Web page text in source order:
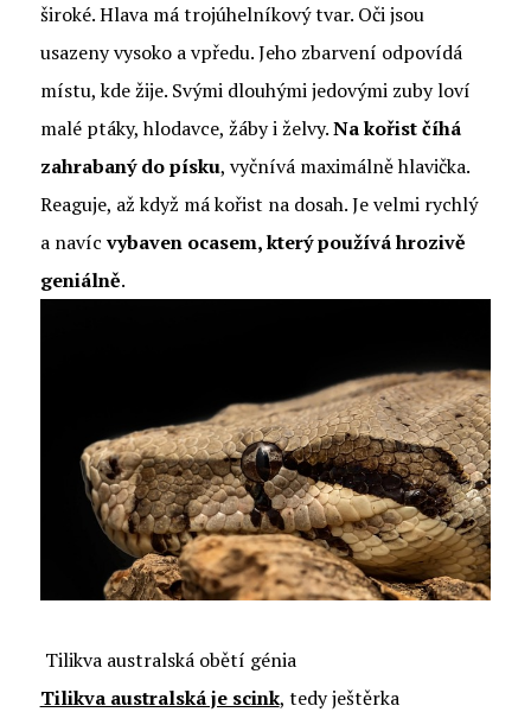
široké. Hlava má trojúhelníkový tvar. Oči jsou
usazeny vysoko a vpředu. Jeho zbarvení odpovídá
místu, kde žije. Svými dlouhými jedovými zuby loví
malé ptáky, hlodavce, žáby i želvy.Na kořist číhá
zahrabaný do písku, vyčnívá maximálně hlavička.
Reaguje, až když má kořist na dosah. Je velmi rychlý
a navícvybaven ocasem, který používá hrozivě
geniálně.
Tilikva australská obětí génia
Tilikva australská je scink, tedy ještěrka